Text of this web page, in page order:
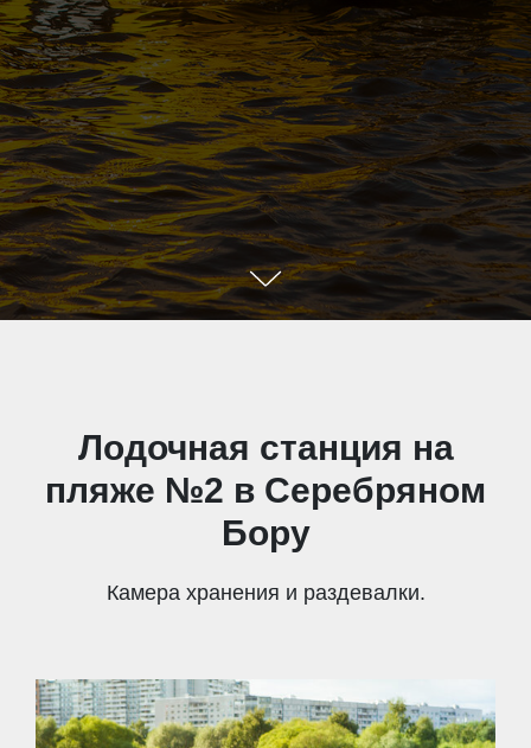
Лодочная станция на
пляже №2 в Серебряном
Бору
Камера хранения и раздевалки.